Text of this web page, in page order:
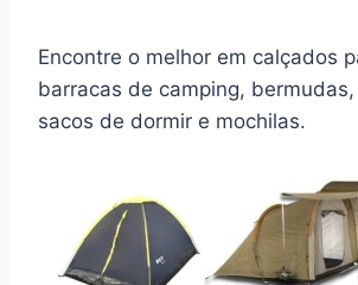
Encontre o melhor em calçados
barracas de camping,
sacos de dormir e mochilas.